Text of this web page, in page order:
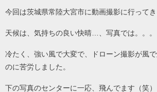
今回は茨城県常陸大宮市に動画撮影に行ってき
天候は、気持ちの良い快晴…、写真では。。。
冷たく、強い風で大変で、ドローン撮影が風
のに苦労しました。
下の写真のセンターに一応、飛んでます（笑）